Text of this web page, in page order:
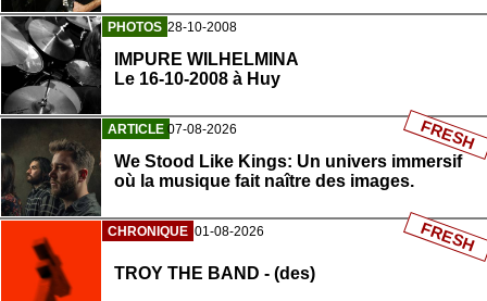
PHOTOS 28-10-2008
IMPURE WILHELMINA
Le 16-10-2008 à Huy
ARTICLE 07-08-2026
We Stood Like Kings: Un univers immersif
où la musique fait naître des images.
FRESH
CHRONIQUE 01-08-2026
TROY THE BAND - (des)
FRESH